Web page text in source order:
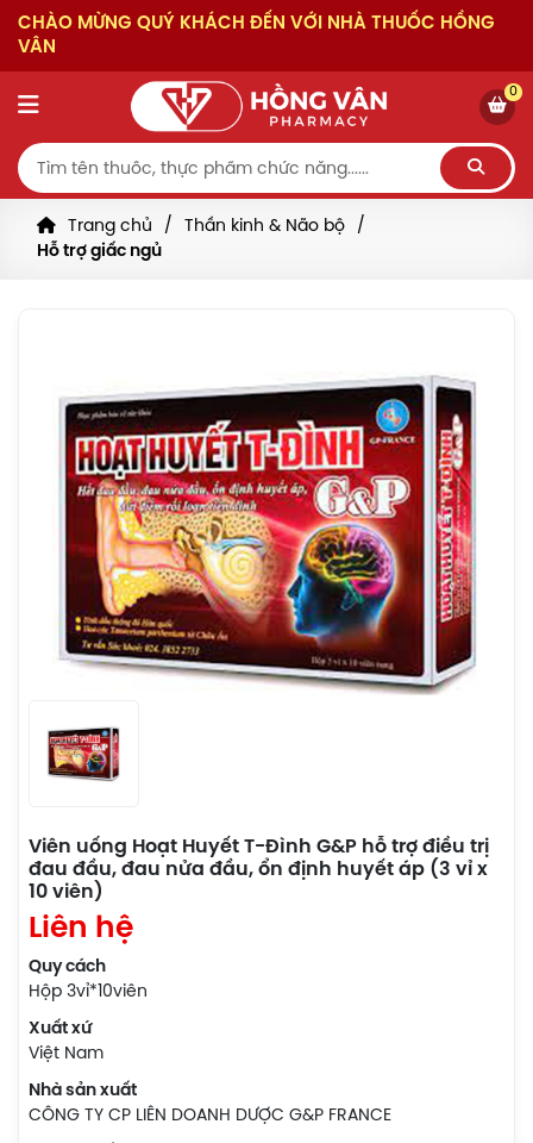
CHÀO MỪNG QUÝ KHÁCH ĐẾN VỚI NHÀ THUỐC HỒNG
VÂN
0
Trang chủ
Thần kinh & Não bộ
Hỗ trợ giấc ngủ
Viên uống Hoạt Huyết T-Đình G&P hỗ trợ điều trị
đau đầu, đau nửa đầu, ổn định huyết áp (3 vỉ x
10 viên)
Liên hệ
Quy cách
Hộp 3vỉ*10viên
Xuất xứ
Việt Nam
Nhà sản xuất
CÔNG TY CP LIÊN DOANH DƯỢC G&P FRANCE